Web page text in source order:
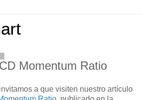
Momentum Ratio
a que visiten nuestro artículo